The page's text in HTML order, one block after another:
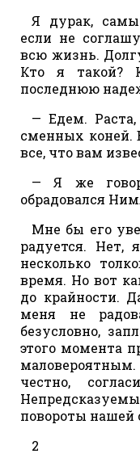
Я дурак,
если не
всю жизнь.
Кто я такой?
последнюю
— Едем.
сменных коней.
все, что вам
— Я же
обрадовался
Мне бы его
радуется. Нет,
несколько
время. Но вот
до крайности.
меня не
безусловно,
этого момента
честно,
повороты нашей
2